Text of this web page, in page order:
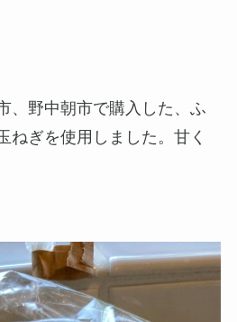
、野中朝市で購入した、ふ
ねぎを使用しました。甘く